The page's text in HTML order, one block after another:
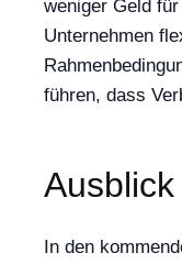
weniger Geld
Unternehmen
führen, dass
In den